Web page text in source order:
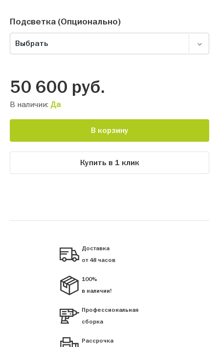
Подсветка (Опционально)
Выбрать
50 600 руб.
В наличии: Да
В корзину
Купить в 1 клик
Доставка
от 48 часов
100%
в наличии!
Профессиональная
сборка
Рассрочка